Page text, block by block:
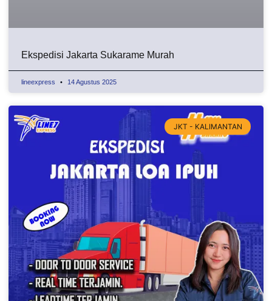
Ekspedisi Jakarta Sukarame Murah
lineexpress 14 Agustus 2025
JKT - KALIMANTAN